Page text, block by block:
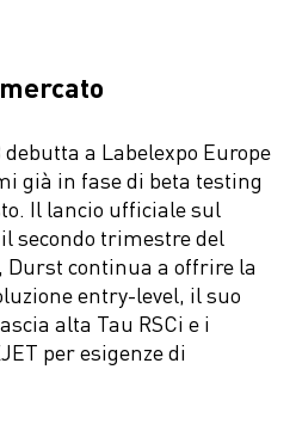
a Labelexpo Europe
già in fase di beta testing
Il lancio ufficiale sul
secondo trimestre del
Durst continua a offrire la
entry-level, il suo
alta Tau RSCi e i
per esigenze di